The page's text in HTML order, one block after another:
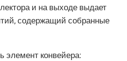
и на выходе выдает
содержащий собранные
элемент конвейера: